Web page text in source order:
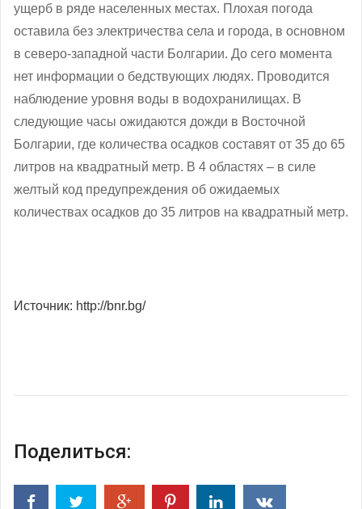
ущерб в ряде населенных местах. Плохая погода
оставила без электричества села и города, в основном
в северо-западной части Болгарии. До сего момента
нет информации о бедствующих людях. Проводится
наблюдение уровня воды в водохранилищах. В
следующие часы ожидаются дожди в Восточной
Болгарии, где количества осадков составят от 35 до 65
литров на квадратный метр. В 4 областях – в силе
желтый код предупреждения об ожидаемых
количествах осадков до 35 литров на квадратный метр.
Источник: http://bnr.bg/
Поделиться: